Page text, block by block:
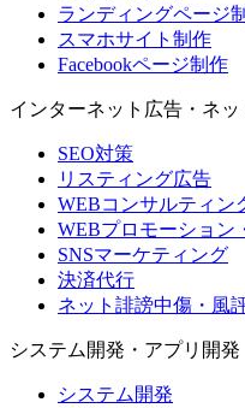
ランディングページ
スマホサイト制作
Facebookページ制作
インターネット広告・ネ
SEO対策
リスティング広告
WEBコンサルティン
WEBプロモーション
SNSマーケティング
決済代行
ネット誹謗中傷・風
システム開発・アプリ開発
システム開発